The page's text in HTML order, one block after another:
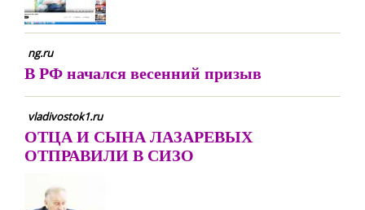
ng.ru
В РФ начался весенний призыв
vladivostok1.ru
ОТЦА И СЫНА ЛАЗАРЕВЫХ
ОТПРАВИЛИ В СИЗО